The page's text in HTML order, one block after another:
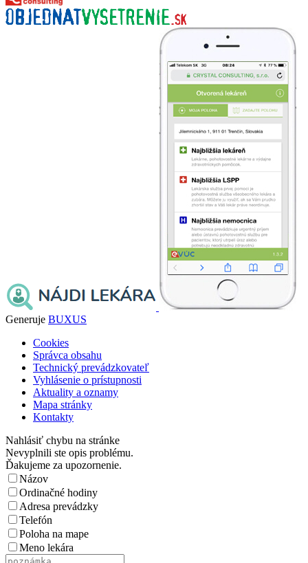
Generuje BUXUS
Cookies
Správca obsahu
Technický prevádzkovateľ
Vyhlásenie o prístupnosti
Aktuality a oznamy
Mapa stránky
Kontakty
Nahlásiť chybu na stránke
Nevyplnili ste opis problému.
Ďakujeme za upozornenie.
Názov
Ordinačné hodiny
Adresa prevádzky
Telefón
Poloha na mape
Meno lekára